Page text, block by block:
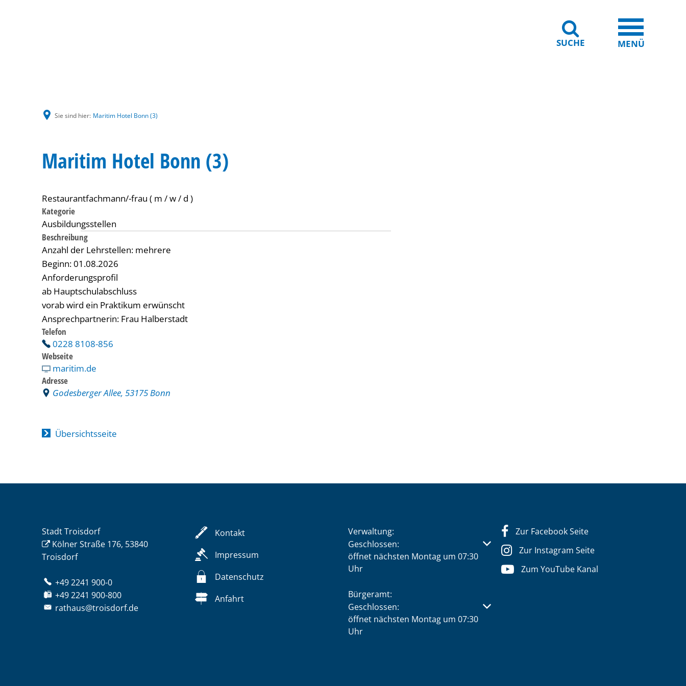
SUCHE MENÜ
Sie sind hier: Maritim Hotel Bonn (3)
Maritim Hotel Bonn (3)
Restaurantfachmann/-frau ( m / w / d )
Kategorie
Ausbildungsstellen
Beschreibung
Anzahl der Lehrstellen: mehrere
Beginn: 01.08.2026
Anforderungsprofil
ab Hauptschulabschluss
vorab wird ein Praktikum erwünscht
Ansprechpartnerin: Frau Halberstadt
Telefon
0228 8108-856
Webseite
maritim.de
Adresse
Godesberger Allee, 53175 Bonn
Übersichtsseite
Stadt Troisdorf
Kölner Straße 176, 53840
Troisdorf
+49 2241 900-0
+49 2241 900-800
rathaus@troisdorf.de
Kontakt
Impressum
Datenschutz
Anfahrt
Verwaltung:
Klicken, um weitere Öffnungs- oder Schließzeiten auszublenden
Geschlossen:
öffnet nächsten Montag um 07:30
Uhr
Bürgeramt:
Klicken, um weitere Öffnungs- oder Schließzeiten auszublenden
Geschlossen:
öffnet nächsten Montag um 07:30
Uhr
Zur Facebook Seite
Zur Instagram Seite
Zum YouTube Kanal